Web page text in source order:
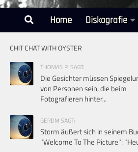
Home Diskografie
CHIT CHAT WITH OYSTER
THOMAS P. SAGT:
Die Gesichter müssen
von Personen sein, die beim
Fotografieren hinter...
GERDM SAGT:
Storm äußert sich in seinem
"Welcome To The Picture":